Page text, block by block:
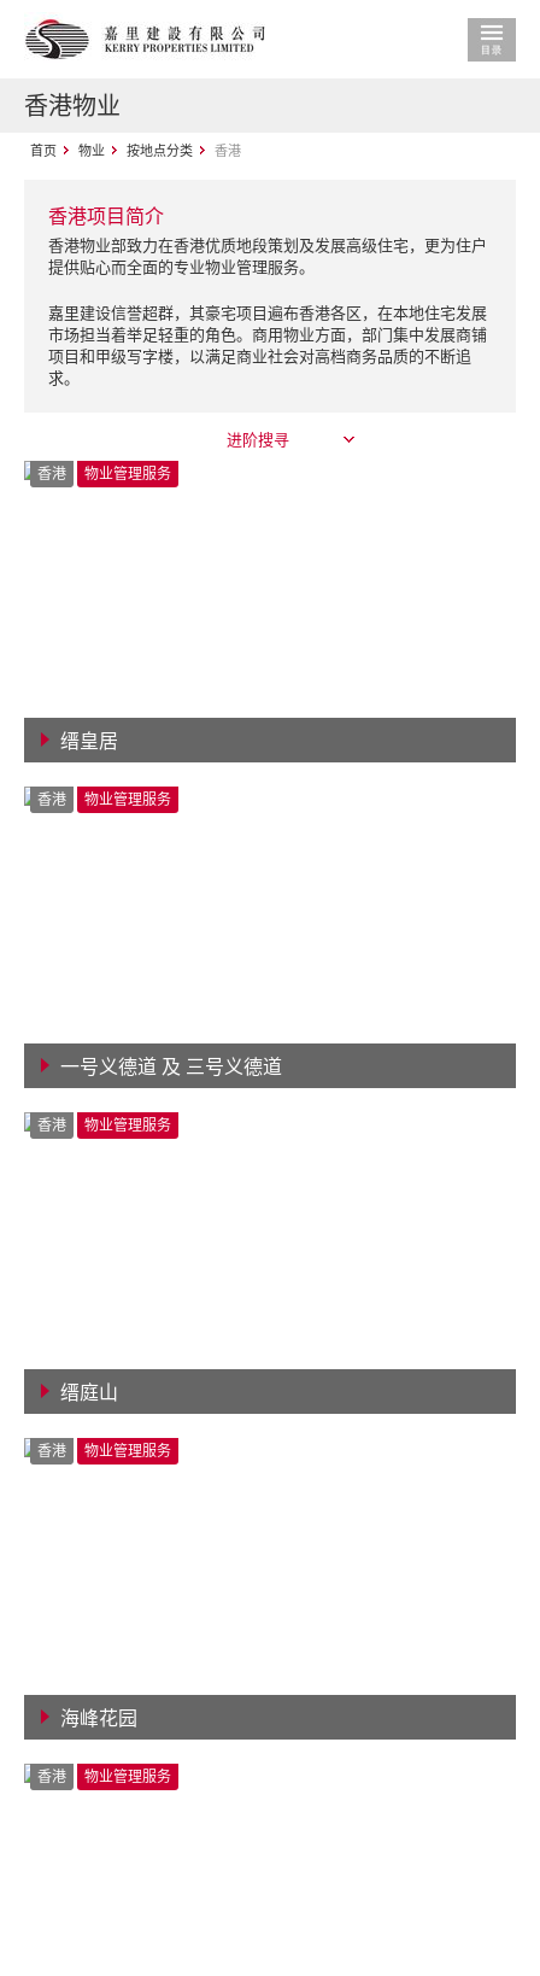
香港物业
首页 物业 按地点分类 香港
香港项目简介
香港物业部致力在香港优质地段策划及发展高级住宅，更为住户
提供贴心而全面的专业物业管理服务。
嘉里建设信誉超群，其豪宅项目遍布香港各区，在本地住宅发展
市场担当着举足轻重的角色。商用物业方面，部门集中发展商铺
项目和甲级写字楼，以满足商业社会对高档商务品质的不断追
求。
进阶搜寻
香港 物业管理服务
缙皇居
香港 物业管理服务
一号义德道 及 三号义德道
香港 物业管理服务
缙庭山
香港 物业管理服务
海峰花园
香港 物业管理服务